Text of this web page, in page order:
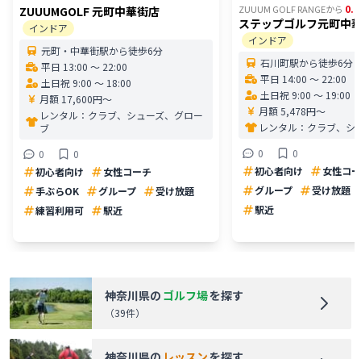
ZUUUMGOLF 元町中華街店
インドア
元町・中華街駅から徒歩6分
平日 13:00 〜 22:00
土日祝 9:00 〜 18:00
月額 17,600円〜
レンタル： クラブ、シューズ、グロー
ブ
0
0
初心者向け
女性コーチ
手ぶらOK
グループ
受け放題
練習利用可
駅近
ZUUUM GOLF RANGEから
ステップゴルフ元町中
インドア
石川町駅から徒歩6分
平日 14:00 〜 22:00
土日祝 9:00 〜 19:00
月額 5,478円〜
レンタル： クラブ、シ
0
0
初心者向け
女性コ
グループ
受け放題
駅近
神奈川県の ゴルフ場を探す
（39件）